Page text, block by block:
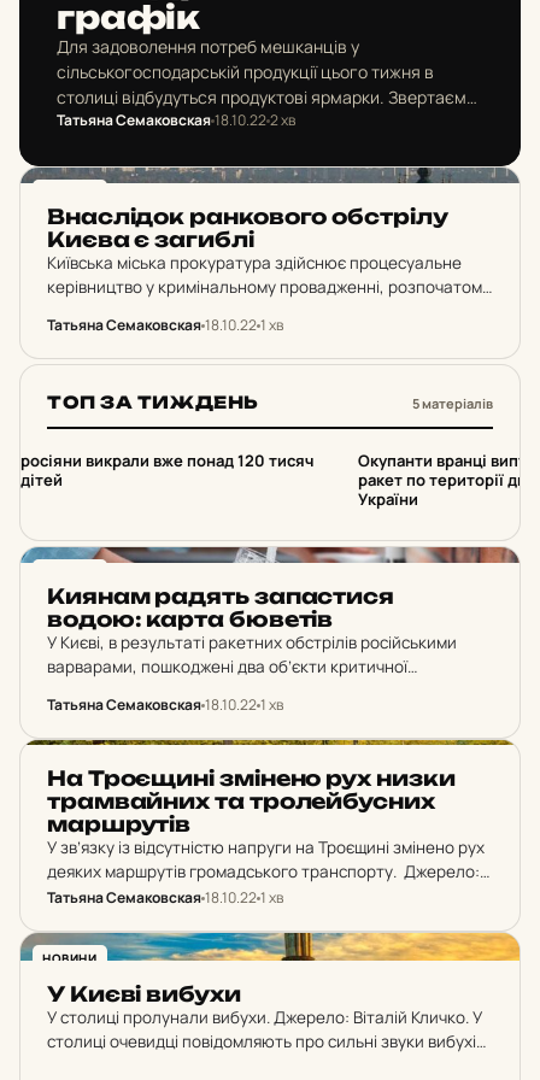
графік
Для задоволення потреб мешканців у
сільськогосподарській продукції цього тижня в
столиці відбудуться продуктові ярмарки. Звертаємо
увагу містян, що необхідно дбати про власну
Татьяна Семаковская18.10.222 хв
Внас­лі­док ран­ко­во­го об­стрі­лу
Києва є за­гиб­лі
Київська міська прокуратура здійснює процесуальне
керівництво у кримінальному провадженні, розпочатому
поєднаних з умисним вбивством. Джерело: Київська
міська прокуратура За даними слідства, 18 жовтня…
Татьяна Семаковская18.10.221 хв
ТОП ЗА ТИЖДЕНЬ 5 матеріалів
1
росіяни викрали вже понад 120 тисяч
дітей
2
Окупанти вранці
ракет по території
України
Киянам радять за­пас­ти­ся
водою: карта бю­ве­тів
У Києві, в результаті ракетних обстрілів російськими
варварами, пошкоджені два об’єкти критичної
На місцях працюють аварійно-рятувальні служби.
Джерело: Віталій Кличко Наразі частково обмежене
Татьяна Семаковская18.10.221 хв
На Тро­є­щи­ні змі­не­но рух низки
трам­вай­них та тро­лей­бус­них
мар­шру­тів
У зв’язку із відсутністю напруги на Троєщині змінено рух
деяких маршрутів громадського транспорту. Джерело:
КП «Київпастранс» Зокрема, рух організовано: трамваї
Татьяна Семаковская18.10.221 хв
НОВИНИ
У Києві вибухи
У столиці пролунали вибухи. Джерело: Віталій Кличко. У
столиці очевидці повідомляють про сильні звуки вибухів.